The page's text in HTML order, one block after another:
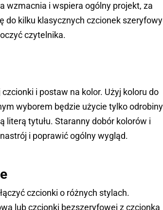
wzmacnia i wspiera ogólny projekt, za
do kilku klasycznych czcionek
czytelnika.
i postaw na kolor. Użyj koloru do
wyborem będzie użycie tylko odrobiny
literą tytułu. Staranny dobór kolorów i
i poprawić ogólny wygląd.
czcionki o różnych stylach.
lub czcionki bezszeryfowej z czcionką